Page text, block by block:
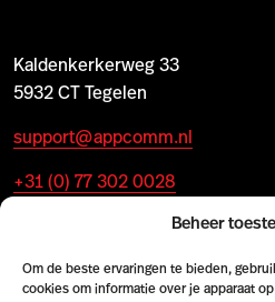
Beheer
Om de beste ervaringen te bieden,
cookies om informatie over je apparaat
Kaldenkerkerweg 33
5932 CT Tegelen
support@appcomm.nl
+31 (0) 77 302 0028